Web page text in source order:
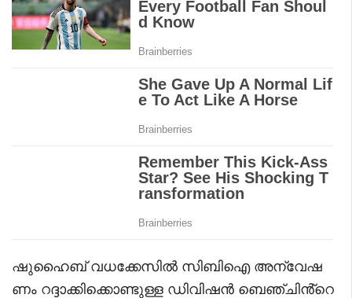
ഷുഹൈബ് വധക്കേസിൽ സിബിഐ അന്വേഷ
ണം റദ്ദാക്കിക്കൊണ്ടുള്ള ഡിവിഷൻ ബെഞ്ചിൻ്റെ